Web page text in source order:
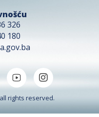
326
180
rights reserved.